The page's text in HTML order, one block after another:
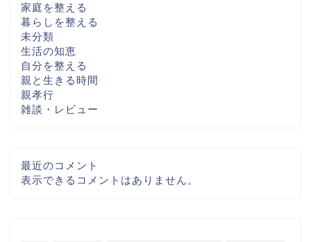
家庭を整える
暮らしを整える
未分類
生活の知恵
自分を整える
親と生きる時間
親孝行
雑談・レビュー
最近のコメント
表示できるコメントはありません。